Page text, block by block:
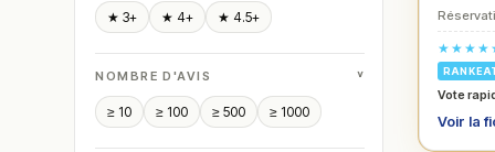
★ 3+ ★ 4+ ★ 4.5+
NOMBRE D'AVIS ˅
≥ 10 ≥ 100 ≥ 500 ≥ 1000
Vote
Voir la